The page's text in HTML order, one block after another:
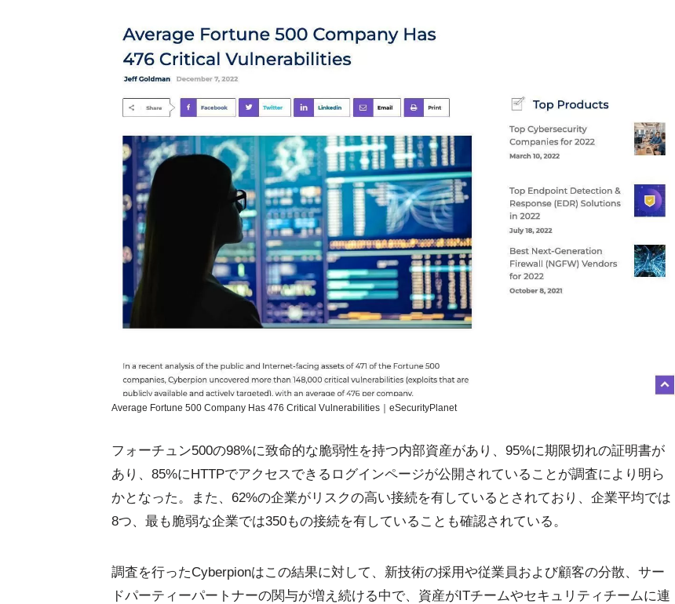
Average Fortune 500 Company Has 476 Critical Vulnerabilities｜eSecurityPlanet
フォーチュン500の98%に致命的な脆弱性を持つ内部資産があり、95%に期限切れの証明書が
あり、85%にHTTPでアクセスできるログインページが公開されていることが調査により明ら
かとなった。また、62%の企業がリスクの高い接続を有しているとされており、企業平均では
8つ、最も脆弱な企業では350もの接続を有していることも確認されている。
調査を行ったCyberpionはこの結果に対して、新技術の採用や従業員および顧客の分散、サー
ドパーティーパートナーの関与が増え続ける中で、資産がITチームやセキュリティチームに連